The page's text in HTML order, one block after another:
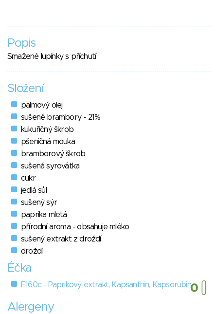
Popis
Smažené lupínky s příchutí
Složení
palmový olej
sušené brambory - 21%
kukuřičný škrob
pšeničná mouka
bramborový škrob
sušená syrovátka
cukr
jedlá sůl
sušený sýr
paprika mletá
přírodní aroma - obsahuje mléko
sušený extrakt z droždí
droždí
Éčka
E160c - Paprikový extrakt, Kapsanthin, Kapsorubin
Alergeny